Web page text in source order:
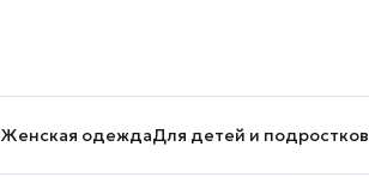
Женская одеждаДля детей и подростков